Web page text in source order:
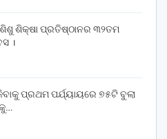
ଶିକ୍ଷା ପ୍ରତିଷ୍ଠାନର ୩୨ତମ
।
ପ୍ରଥମ ପର୍ଯ୍ୟାୟରେ ୭୫ଟି ବୁଲା